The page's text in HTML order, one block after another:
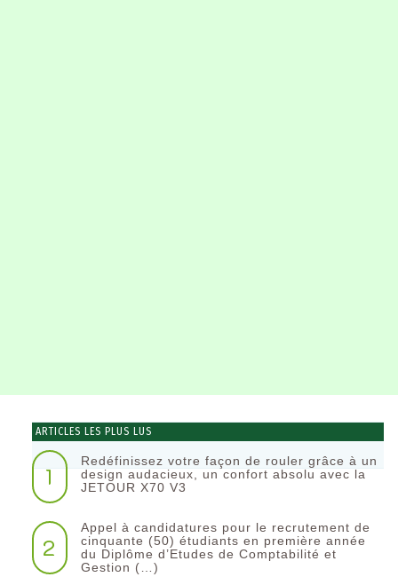
ARTICLES LES PLUS LUS
1
Redéfinissez votre façon de rouler grâce à un
design audacieux, un confort absolu avec la
JETOUR X70 V3
2
Appel à candidatures pour le recrutement de
cinquante (50) étudiants en première année
du Diplôme d’Etudes de Comptabilité et
Gestion (…)